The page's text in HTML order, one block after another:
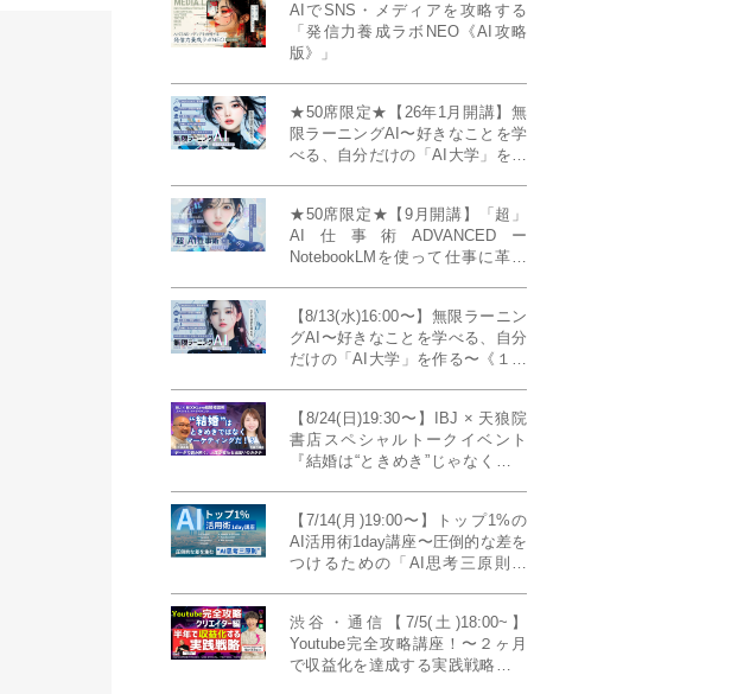
AIでSNS・メディアを攻略する
「発信力養成ラボNEO《AI攻略
版》」
★50席限定★【26年1月開講】無
限ラーニングAI〜好きなことを学
べる、自分だけの「AI大学」を作
★50席限定★【9月開講】「超」
AI仕事術ADVANCEDー
NotebookLMを使って仕事に革命
【8/13(水)16:00〜】無限ラーニン
グAI〜好きなことを学べる、自分
だけの「AI大学」を作る〜《１日
【8/24(日)19:30〜】IBJ × 天狼院
書店スペシャルトークイベント
『結婚は“ときめき”じゃなくて、
のカタチ〜《BOOKLove結婚相談
所presents》
【7/14(月)19:00〜】トップ1%の
AI活用術1day講座〜圧倒的な差を
つけるための「AI思考三原則」
渋谷・通信【7/5(土)18:00~】
Youtube完全攻略講座！〜２ヶ月
で収益化を達成する実践戦略！ゲ